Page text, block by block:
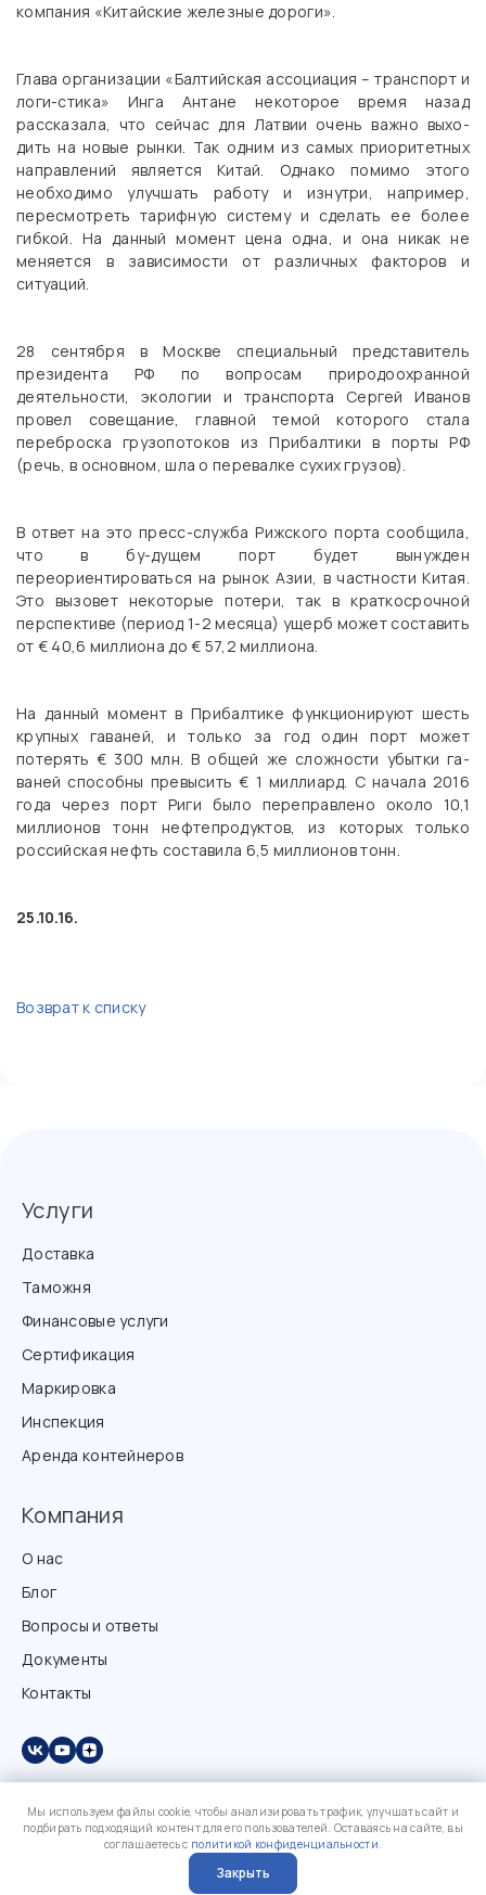
компания «Китайские железные дороги».
Глава организации «Балтийская ассоциация – транспорт и
логи-стика» Инга Антане некоторое время назад
рассказала, что сейчас для Латвии очень важно выхо-
дить на новые рынки. Так одним из самых приоритетных
направлений является Китай. Однако помимо этого
необходимо улучшать работу и изнутри, например,
пересмотреть тарифную систему и сделать ее более
гибкой. На данный момент цена одна, и она никак не
меняется в зависимости от различных факторов и
ситуаций.
28 сентября в Москве специальный представитель
президента РФ по вопросам природоохранной
деятельности, экологии и транспорта Сергей Иванов
провел совещание, главной темой которого стала
переброска грузопотоков из Прибалтики в порты РФ
(речь, в основном, шла о перевалке сухих грузов).
В ответ на это пресс-служба Рижского порта сообщила,
что в бу-дущем порт будет вынужден
переориентироваться на рынок Азии, в частности Китая.
Это вызовет некоторые потери, так в краткосрочной
перспективе (период 1-2 месяца) ущерб может составить
от € 40,6 миллиона до € 57,2 миллиона.
На данный момент в Прибалтике функционируют шесть
крупных гаваней, и только за год один порт может
потерять € 300 млн. В общей же сложности убытки га-
ваней способны превысить € 1 миллиард. С начала 2016
года через порт Риги было переправлено около 10,1
миллионов тонн нефтепродуктов, из которых только
российская нефть составила 6,5 миллионов тонн.
25.10.16.
Возврат к списку
Услуги
Доставка
Таможня
Финансовые услуги
Сертификация
Маркировка
Инспекция
Аренда контейнеров
Компания
О нас
Блог
Вопросы и ответы
Документы
Контакты
Мы используем файлы cookie, чтобы анализировать трафик, улучшать сайт и
подбирать подходящий контент для его пользователей. Оставаясь на сайте, вы
соглашаетесь с политикой конфиденциальности.
Закрыть